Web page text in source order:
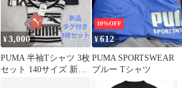
¥3,000
PUMA 半袖Tシャツ 3枚
セット 140サイズ 新品
10%OFF
¥612
PUMA SPORTSWEAR
ブルー Tシャツ